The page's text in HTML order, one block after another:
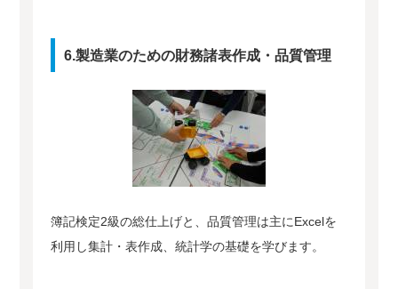
6.製造業のための財務諸表作成・品質管理
簿記検定2級の総仕上げと、品質管理は主にExcelを
利用し集計・表作成、統計学の基礎を学びます。